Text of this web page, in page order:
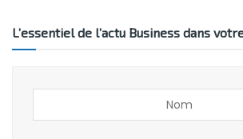
L’essentiel de l’actu Business dans